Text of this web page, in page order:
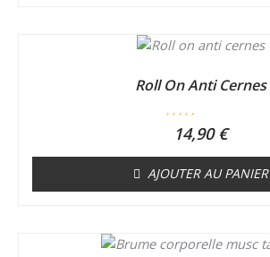
Roll On Anti Cernes
0
s
14,90€
AJOUTER AU PANIER